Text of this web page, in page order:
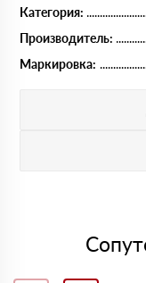
Категория:
Производитель:
Маркировка: